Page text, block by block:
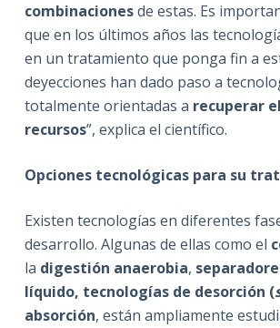
combinacionesde estas. Es
que en los últimos años las
en un tratamiento que ponga fin a
deyecciones han dado paso a
totalmente orientadas a recuperar
recursos”, explica el científico.
Opciones tecnológicas para su
Existen tecnologías en diferentes
desarrollo. Algunas de ellas como el
la digestión anaerobia,
líquido, tecnologías de desorción (
absorción, están ampliamente